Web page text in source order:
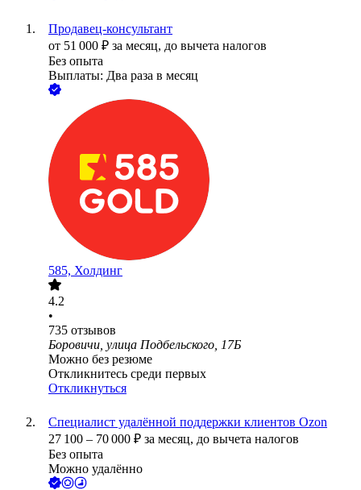
Продавец-консультант
от 51 000 ₽ за месяц, до вычета налогов
Без опыта
Выплаты: Два раза в месяц
585, Холдинг
4.2
•
735 отзывов
Боровичи, улица Подбельского, 17Б
Можно без резюме
Откликнитесь среди первых
Откликнуться
Специалист удалённой поддержки клиентов Ozon
27 100 – 70 000 ₽ за месяц, до вычета налогов
Без опыта
Можно удалённо